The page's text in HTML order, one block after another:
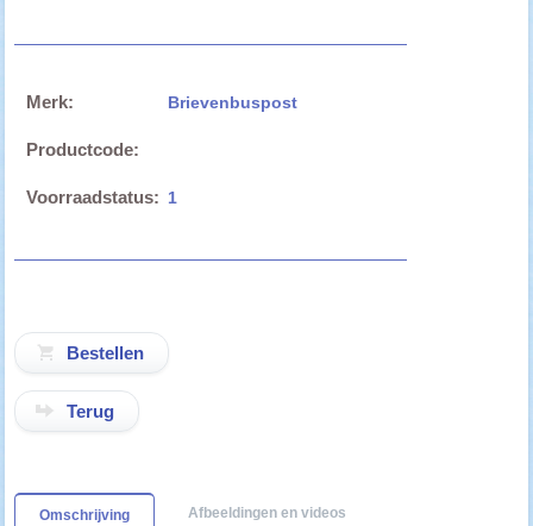
Merk: Brievenbuspost
Productcode:
Voorraadstatus: 1
Terug
Omschrijving Afbeeldingen en videos